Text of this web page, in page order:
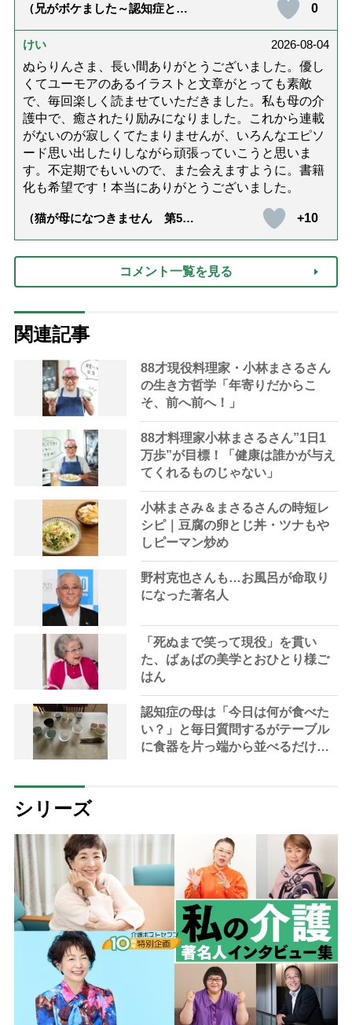
（兄がボケました～認知症と介
達』が届きました」）
0
けい
2026-08-04
ぬらりんさま、長い間ありがとうございました。優し
くてユーモアのあるイラストと文章がとっても素敵
で、毎回楽しく読ませていただきました。私も母の介
護中で、癒されたり励みになりました。これから連載
がないのが寂しくてたまりませんが、いろんなエピソ
ード思い出したりしながら頑張っていこうと思いま
す。不定期でもいいので、また会えますように。書籍
化も希望です！本当にありがとうございました。
（猫が母になつきません 第500
+10
コメント一覧を見る
関連記事
88才現役料理家・小林まさるさん
の生き方哲学「年寄りだからこ
そ、前へ前へ！」
88才料理家小林まさるさん”1日1
万歩”が目標！「健康は誰かが与え
てくれるものじゃない」
小林まさみ＆まさるさんの時短レ
シピ｜豆腐の卵とじ丼・ツナもや
しピーマン炒め
野村克也さんも…お風呂が命取り
になった著名人
「死ぬまで笑って現役」を貫い
た、ばぁばの美学とおひとり様ご
はん
認知症の母は「今日は何が食べた
い？」と毎日質問するがテーブル
に食器を片っ端から並べるだけ―
シリーズ